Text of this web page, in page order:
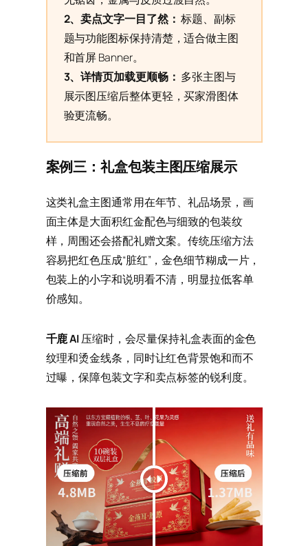
2、卖点文字一目了然： 标题、副标
题与功能图标保持清楚，适合做主图
和首屏 Banner。
3、详情页加载更顺畅： 多张主图与
展示图压缩后整体更轻，买家滑图体
验更流畅。
案例三：礼盒包装主图压缩展示
这类礼盒主图通常用在年节、礼品场景，画
面主体是大面积红金配色与细致的包装纹
样，周围还会搭配礼赠文案。传统压缩方法
容易把红色压成“脏红”，金色细节糊成一片，
包装上的小字和说明看不清，明显拉低客单
价感知。
千鹿 AI压缩时，会尽量保持礼盒表面的金色
纹理和烫金线条，同时让红色背景饱和而不
过曝，保障包装文字和卖点标签的锐利度。